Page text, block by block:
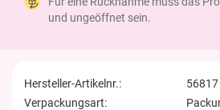
und ungeöffnet sein.
Hersteller-Artikelnr.:
56817
Verpackungsart: